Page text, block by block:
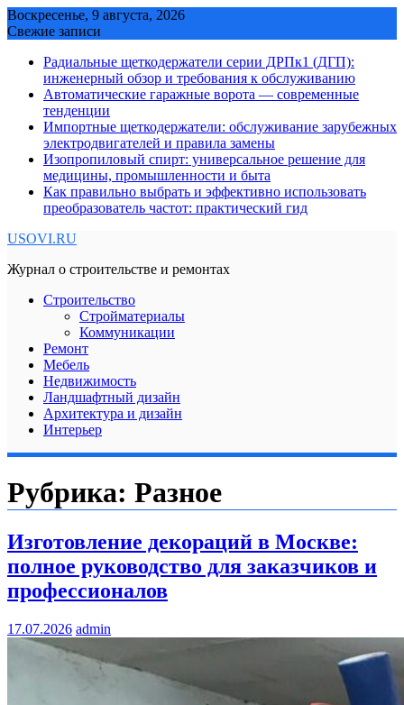
Skip
to
Воскресенье, 9 августа, 2026
Свежие записи
Радиальные щеткодержатели серии ДРПк1 (ДГП):
инженерный обзор и требования к обслуживанию
Автоматические гаражные ворота — современные
тенденции
Импортные щеткодержатели: обслуживание зарубежных
электродвигателей и правила замены
Изопропиловый спирт: универсальное решение для
медицины, промышленности и быта
Как правильно выбрать и эффективно использовать
преобразователь частот: практический гид
USOVI.RU
Журнал о строительстве и ремонтах
Строительство
Стройматериалы
Коммуникации
Ремонт
Мебель
Недвижимость
Ландшафтный дизайн
Архитектура и дизайн
Интерьер
Рубрика: Разное
Изготовление декораций в Москве:
полное руководство для заказчиков и
профессионалов
17.07.2026 admin